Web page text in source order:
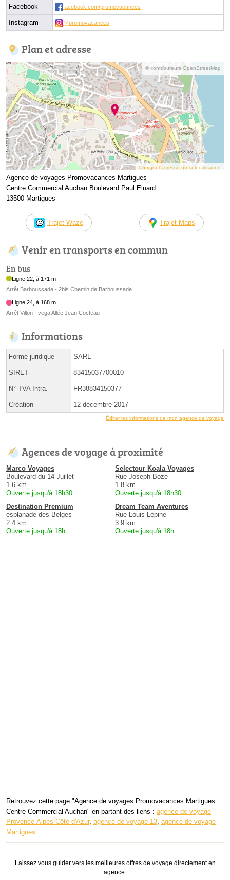
Facebook facebook.com/promovacances
Instagram @promovacances
Plan et adresse
© contributeurs OpenStreetMap
Corriger l’adresse ou la localisation
Agence de voyages Promovacances Martigues
Centre Commercial Auchan Boulevard Paul Eluard
13500 Martigues
Trajet Waze Trajet Maps
Venir en transports en commun
En bus
Ligne 22, à 171 m
Arrêt Barboussade - 2bis Chemin de Barboussade
Ligne 24, à 168 m
Arrêt Villon - vega Allée Jean Cocteau
Informations
Forme juridique SARL
SIRET 83415037700010
N° TVA Intra. FR38834150377
Création 12 décembre 2017
Éditer les informations de mon agence de voyage
Agences de voyage à proximité
Marco Voyages
Boulevard du 14 Juillet
1.6 km
Ouverte jusqu'à 18h30
Selectour Koala Voyages
Rue Joseph Boze
1.8 km
Ouverte jusqu'à 18h30
Destination Premium
esplanade des Belges
2.4 km
Ouverte jusqu'à 18h
Dream Team Aventures
Rue Louis Lépine
3.9 km
Ouverte jusqu'à 18h
Retrouvez cette page "Agence de voyages Promovacances Martigues
Centre Commercial Auchan" en partant des liens : agence de voyage
Provence-Alpes-Côte d'Azur, agence de voyage 13, agence de voyage
Martigues.
Laissez vous guider vers les meilleures offres de voyage directement en
agence.